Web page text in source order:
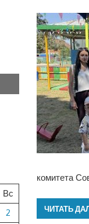
комитета
ЧИТАТЬ
Вс
2